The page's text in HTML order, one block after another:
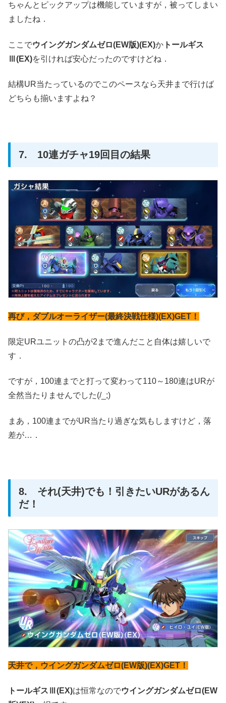
ちゃんとピックアップは機能していますが，被ってしまい
ましたね．
ここでウイングガンダムゼロ(EW版)(EX)か トールギス
Ⅲ(EX)を引ければ安心だったのですけどね．
結構UR当たっているのでこのペースなら天井まで行けば
どちらも揃いますよね？
7. 10連ガチャ19回目の結果
再び，ダブルオーライザー(最終決戦仕様)(EX)GET！
限定URユニットの凸が2まで進んだこと自体は嬉しいで
す．
ですが，100連までと打って変わって110～180連はURが
全然当たりませんでした(/_;)
まあ，100連までがUR当たり過ぎな気もしますけど，落
差が…．
8. それ(天井)でも！引きたいURがあるん
だ！
天井で，ウイングガンダムゼロ(EW版)(EX)GET！
トールギスⅢ(EX)は恒常なのでウイングガンダムゼロ(EW